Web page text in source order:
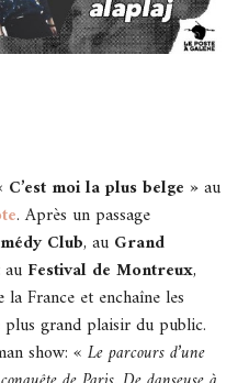
C’est moi la plus belge »au
. Après un passage
Club, au Grand
Festival de Montreux,
France et enchaîne les
grand plaisir du public.
show: « Le parcours d’une